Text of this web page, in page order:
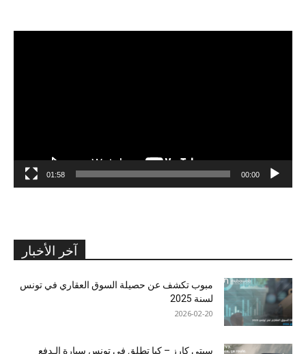
00:00
01:58
آخر الأخبار
مبوب تكشف عن حصيلة السوق العقاري في تونس
لسنة 2025
2026-02-20
سيتي كارز – كيا تطلق في تونس سيارة الـدفع